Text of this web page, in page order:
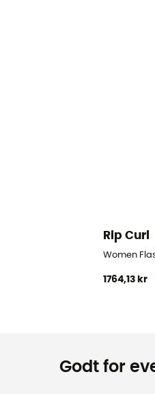
Rip Curl
Women
1764,13 kr
Godt for